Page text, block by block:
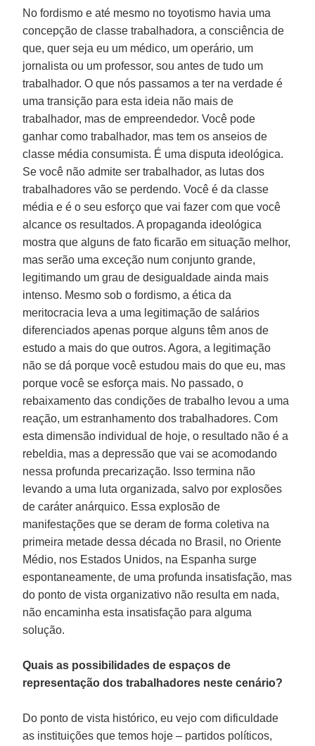
No fordismo e até mesmo no toyotismo havia uma
concepção de classe trabalhadora, a consciência de
que, quer seja eu um médico, um operário, um
jornalista ou um professor, sou antes de tudo um
trabalhador. O que nós passamos a ter na verdade é
uma transição para esta ideia não mais de
trabalhador, mas de empreendedor. Você pode
ganhar como trabalhador, mas tem os anseios de
classe média consumista. É uma disputa ideológica.
Se você não admite ser trabalhador, as lutas dos
trabalhadores vão se perdendo. Você é da classe
média e é o seu esforço que vai fazer com que você
alcance os resultados. A propaganda ideológica
mostra que alguns de fato ficarão em situação melhor,
mas serão uma exceção num conjunto grande,
legitimando um grau de desigualdade ainda mais
intenso. Mesmo sob o fordismo, a ética da
meritocracia leva a uma legitimação de salários
diferenciados apenas porque alguns têm anos de
estudo a mais do que outros. Agora, a legitimação
não se dá porque você estudou mais do que eu, mas
porque você se esforça mais. No passado, o
rebaixamento das condições de trabalho levou a uma
reação, um estranhamento dos trabalhadores. Com
esta dimensão individual de hoje, o resultado não é a
rebeldia, mas a depressão que vai se acomodando
nessa profunda precarização. Isso termina não
levando a uma luta organizada, salvo por explosões
de caráter anárquico. Essa explosão de
manifestações que se deram de forma coletiva na
primeira metade dessa década no Brasil, no Oriente
Médio, nos Estados Unidos, na Espanha surge
espontaneamente, de uma profunda insatisfação, mas
do ponto de vista organizativo não resulta em nada,
não encaminha esta insatisfação para alguma
solução.
Quais as possibilidades de espaços de
representação dos trabalhadores neste cenário?
Do ponto de vista histórico, eu vejo com dificuldade
as instituições que temos hoje – partidos políticos,